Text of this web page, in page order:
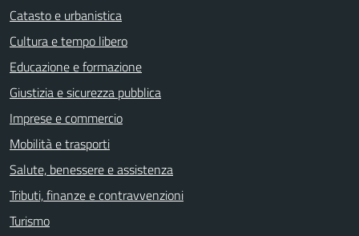
Catasto e urbanistica
Cultura e tempo libero
Educazione e formazione
Giustizia e sicurezza pubblica
Imprese e commercio
Mobilità e trasporti
Salute, benessere e assistenza
Tributi, finanze e contravvenzioni
Turismo